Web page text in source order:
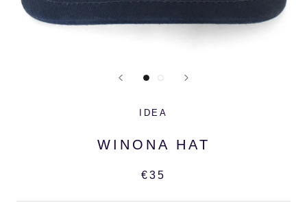
IDEA
WINONA HAT
€35